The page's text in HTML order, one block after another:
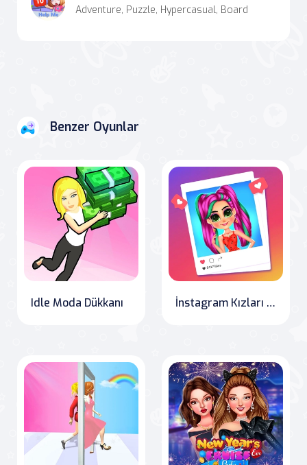
Adventure, Puzzle, Hypercasual, Board
Benzer Oyunlar
Idle Moda Dükkanı İnstagram Kızları Bol Meyveli Moda